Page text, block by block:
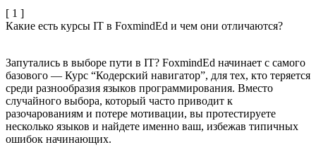
[ 1 ]
Какие есть курсы ІТ в FoxmindEd и чем они отличаются?
Запутались в выборе пути в IТ? FoxmindEd начинает с самого
базового — Курс “Кодерский навигатор”, для тех, кто теряется
среди разнообразия языков программирования. Вместо
случайного выбора, который часто приводит к
разочарованиям и потере мотивации, вы протестируете
несколько языков и найдете именно ваш, избежав типичных
ошибок начинающих.